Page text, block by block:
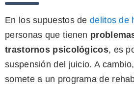
En los supuestos dedelitos de
personas que tienen
trastornos psicológicos, es
suspensión del juicio. A
somete a un programa de